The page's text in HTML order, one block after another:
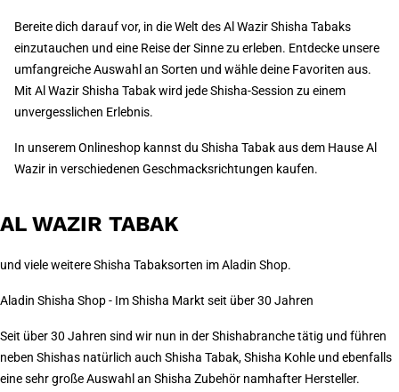
Bereite dich darauf vor, in die Welt des Al Wazir Shisha Tabaks
einzutauchen und eine Reise der Sinne zu erleben. Entdecke unsere
umfangreiche Auswahl an Sorten und wähle deine Favoriten aus.
Mit Al Wazir Shisha Tabak wird jede Shisha-Session zu einem
unvergesslichen Erlebnis.
In unserem Onlineshop kannst du Shisha Tabak aus dem Hause Al
Wazir in verschiedenen Geschmacksrichtungen kaufen.
AL WAZIR TABAK
und viele weitere Shisha Tabaksorten im Aladin Shop.
Aladin Shisha Shop - Im Shisha Markt seit über 30 Jahren
Seit über 30 Jahren sind wir nun in der Shishabranche tätig und führen
neben Shishas natürlich auch Shisha Tabak, Shisha Kohle und ebenfalls
eine sehr große Auswahl an Shisha Zubehör namhafter Hersteller.